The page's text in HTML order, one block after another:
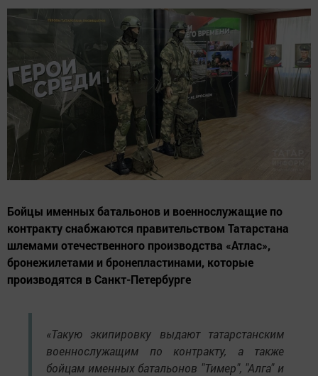
Бойцы именных батальонов и военнослужащие по
контракту снабжаются правительством Татарстана
шлемами отечественного производства «Атлас»,
бронежилетами и бронепластинами, которые
производятся в Санкт-Петербурге
«Такую экипировку выдают татарстанским
военнослужащим по контракту, а также
бойцам именных батальонов "Тимер", "Алга" и